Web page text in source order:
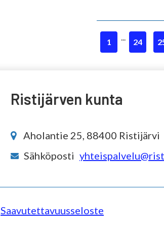
1 24
Ristijärven kunta
Aholantie 25, 88400 Ristijärvi
Sähköposti
Saavutettavuusseloste